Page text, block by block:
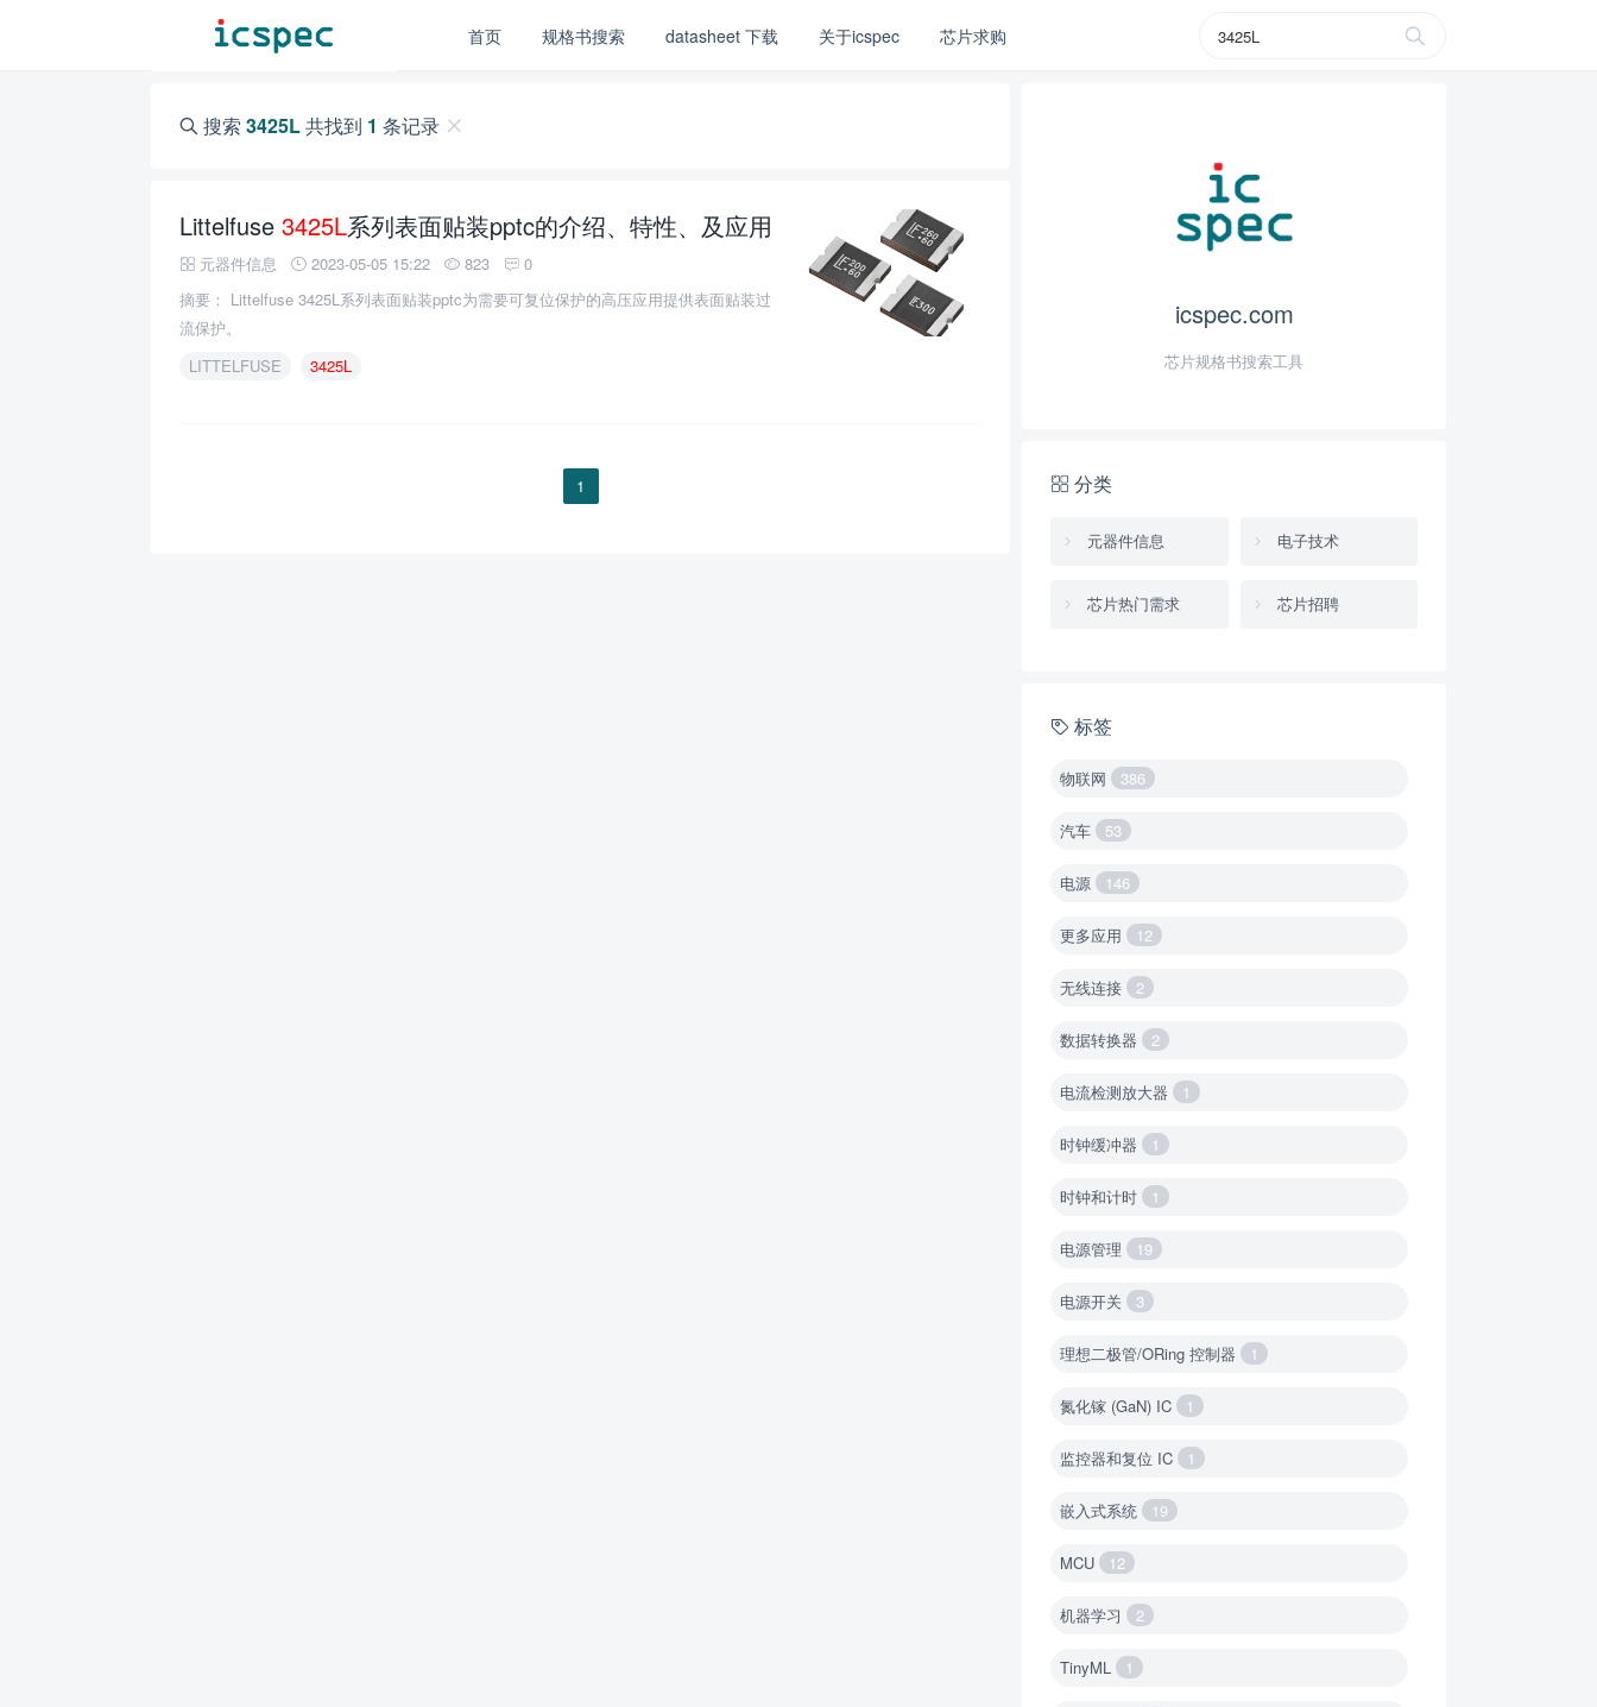
首页 规格书搜索 datasheet 下载 关于icspec 芯片求购
搜索 3425L共找到 1 条记录
Littelfuse 3425L系列表面贴装pptc的介绍、特性、及应用
元器件信息 2023-05-05 15:22 823
0
摘要： Littelfuse 3425L系列表面贴装pptc为需要可复位保护的高压应用提供表面贴装过
流保护。
LITTELFUSE
3425L
1
icspec.com
芯片规格书搜索工具
分类
元器件信息 电子技术
芯片热门需求 芯片招聘
标签
物联网 386
汽车 53
电源 146
更多应用 12
无线连接 2
数据转换器 2
电流检测放大器 1
时钟缓冲器 1
时钟和计时 1
电源管理 19
电源开关 3
理想二极管/ORing 控制器 1
氮化镓 (GaN) IC 1
监控器和复位 IC 1
嵌入式系统 19
MCU 12
机器学习 2
TinyML 1